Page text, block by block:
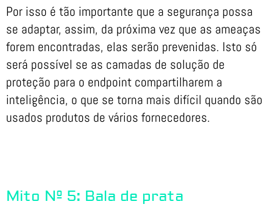
Por isso é tão importante que a segurança possa
se adaptar, assim, da próxima vez que as ameaças
forem encontradas, elas serão prevenidas. Isto só
será possível se as camadas de solução de
proteção para o endpoint compartilharem a
inteligência, o que se torna mais difícil quando são
usados produtos de vários fornecedores.
Mito Nº 5: Bala de prata